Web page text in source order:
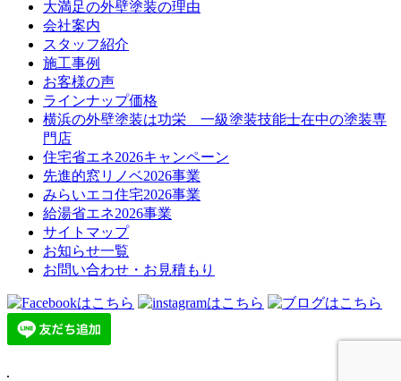
大満足の外壁塗装の理由
会社案内
スタッフ紹介
施工事例
お客様の声
ラインナップ価格
横浜の外壁塗装は功栄 一級塗装技能士在中の塗装専
門店
住宅省エネ2026キャンペーン
先進的窓リノベ2026事業
みらいエコ住宅2026事業
給湯省エネ2026事業
サイトマップ
お知らせ一覧
お問い合わせ・お見積もり